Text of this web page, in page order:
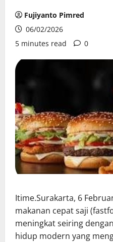
Fujiyanto Pimred
06/02/2026
5 minutes read
0
Itime.Surakarta, 6
makanan cepat saji
meningkat seiring
hidup modern yang